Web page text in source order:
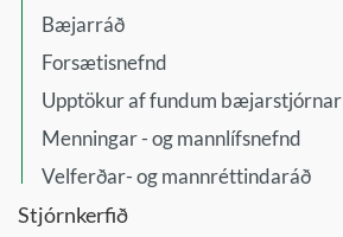
Bæjarráð
Forsætisnefnd
Upptökur af fundum bæjarstjórnar
Menningar - og mannlífsnefnd
Velferðar- og mannréttindaráð
Stjórnkerfið